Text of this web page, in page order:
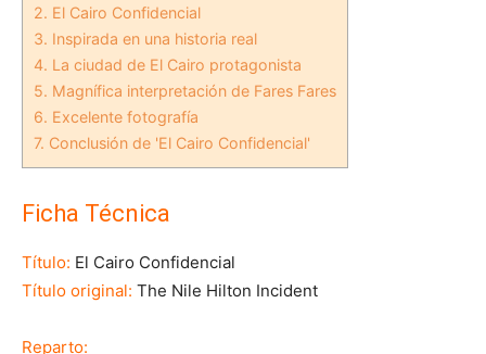
2. El Cairo Confidencial
3. Inspirada en una historia real
4. La ciudad de El Cairo protagonista
5. Magnífica interpretación de Fares Fares
6. Excelente fotografía
7. Conclusión de 'El Cairo Confidencial'
Ficha Técnica
Título: El Cairo Confidencial
Título original: The Nile Hilton Incident
Reparto: